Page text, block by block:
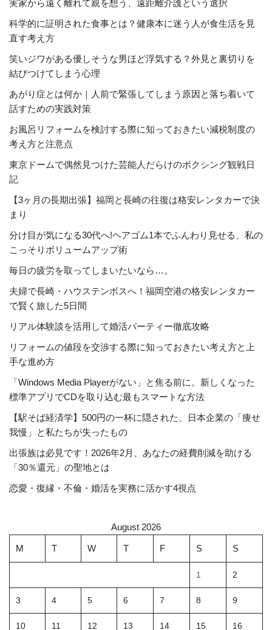
実家から遠く離れて親を想う、遠距離介護という選択
科学的に証明された食事とは？健康本に迷う人が食生活を見
直す考え方
笑いジワがある優しそうな男ほど浮気する？外見と裏切りを
結びつけてしまう心理
あがり症とは何か｜人前で緊張してしまう原因と落ち着いて
話すための実践対策
お風呂リフォームを検討する際に知っておきたい減税制度の
考え方と注意点
東京ドームで偶然見つけた芸能人だらけのボクシング観戦日
記
【3ヶ月の長期出張】福岡と長崎の往復は格安レンタカーで決
まり
分け目が気になる30代へ!ヘアゴム1本でふんわり見せる、私の
こっそりボリュームアップ術
毎日の疲労を取ってしまいたいなら…。
夫婦で長崎・ハウステンボスへ！福岡空港の格安レンタカー
で賢く旅した5日間
リアル体験談を活用して婚活パーティー徹底攻略
リフォームの値段を交渉する際に知っておきたい考え方と上
手な進め方
「Windows Media Playerがない」と焦る前に。新しくなった
標準アプリでCDを取り込む最もスマートな方法
【駅そば経済学】500円の一杯に隠された、日本企業の「痩せ
我慢」と私たちが失ったもの
出張族は必見です！2026年2月、あなたの経費削減を助ける
「30％還元」の聖地とは
恋愛・復縁・不倫・婚活を実務に活かす4視点
August 2026
M T W T F S S
1 2
3 4 5 6 7 8 9
10 11 12 13 14 15 16